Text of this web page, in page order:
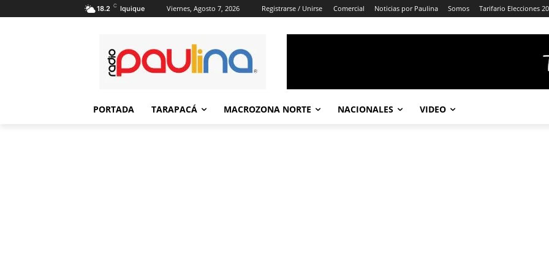
18.2 C Iquique Viernes, Agosto 7, 2026 Registrarse / Unirse Comercial Noticias por Paulina Somos Tarifario Elecciones
PORTADA TARAPACÁ MACROZONA NORTE NACIONALES VIDEO